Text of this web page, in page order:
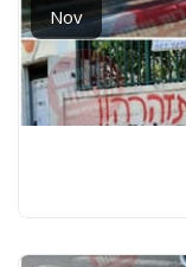
Nov